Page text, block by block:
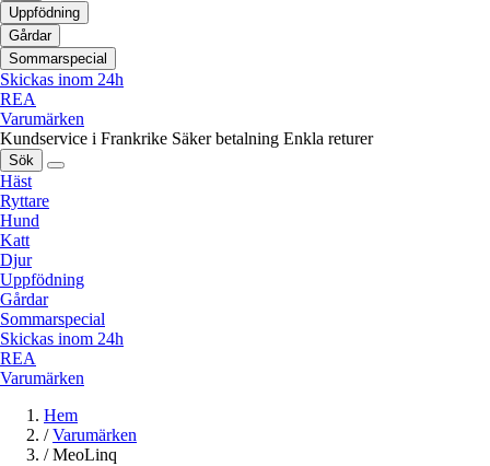
Uppfödning
Gårdar
Sommarspecial
Skickas inom 24h
REA
Varumärken
Kundservice i Frankrike Säker betalning Enkla returer
Sök
Häst
Ryttare
Hund
Katt
Djur
Uppfödning
Gårdar
Sommarspecial
Skickas inom 24h
REA
Varumärken
Hem
/ Varumärken
/ MeoLinq